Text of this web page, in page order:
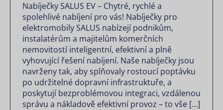
Nabíječky SALUS EV – Chytré, rychlé a
spolehlivé nabíjení pro vás! Nabíječky pro
elektromobily SALUS nabízejí podnikům,
instalatérům a majitelům komerčních
nemovitostí inteligentní, efektivní a plně
vyhovující řešení nabíjení. Naše nabíječky jsou
navrženy tak, aby splňovaly rostoucí poptávku
po udržitelné dopravní infrastruktuře, a
poskytují bezproblémovou integraci, vzdálenou
správu a nákladově efektivní provoz – to vše […]